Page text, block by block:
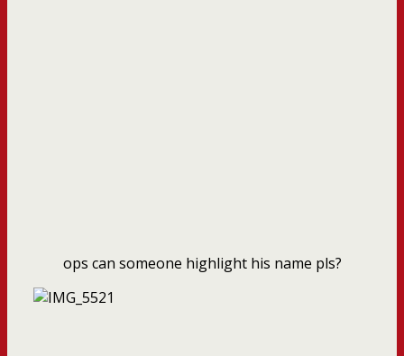
ops can someone highlight his name pls?